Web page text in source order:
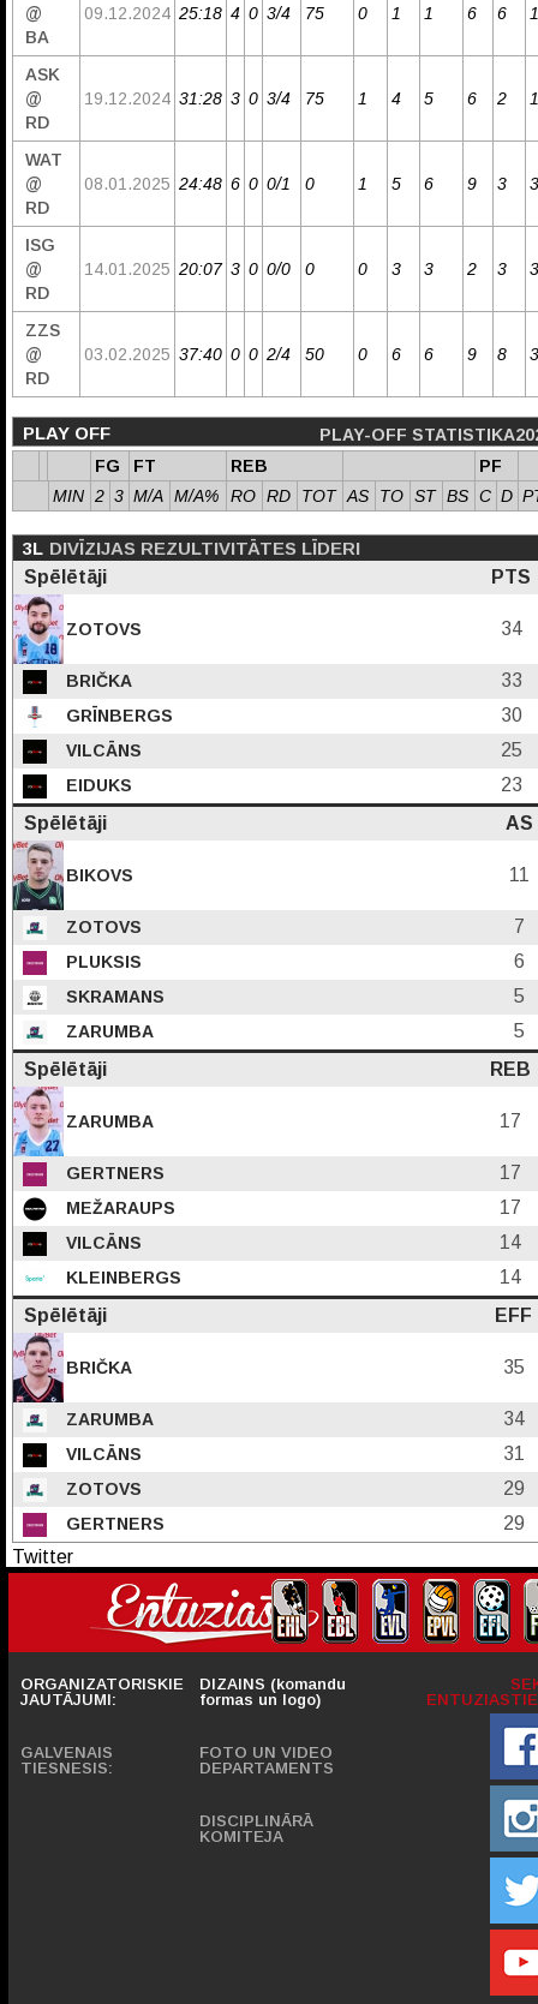
@
BA
09.12.2024 25:18 4 0 3/4 75 0 1 1 6 6 1
ASK
@
RD
19.12.2024 31:28 3 0 3/4 75 1 4 5 6 2 1
WAT
@
RD
08.01.2025 24:48 6 0 0/1 0 1 5 6 9 3 3
ISG
@
RD
14.01.2025 20:07 3 0 0/0 0 0 3 3 2 3 3
ZZS
@
RD
03.02.2025 37:40 0 0 2/4 50 0 6 6 9 8 3
PLAY OFF
PLAY-OFF
FG
FT REB
PF
MIN 2 3 M/A M/A% RO RD TOT AS TO ST BS C D
3L DIVĪZIJAS REZULTIVITĀTES LĪDERI
Spēlētāji
PTS
ZOTOVS 34
BRIČKA 33
GRĪNBERGS 30
VILCĀNS 25
EIDUKS
23
Spēlētāji
AS
BIKOVS 11
ZOTOVS 7
PLUKSIS 6
SKRAMANS 5
ZARUMBA
5
Spēlētāji
REB
ZARUMBA 17
GERTNERS 17
MEŽARAUPS 17
VILCĀNS 14
KLEINBERGS
14
Spēlētāji
EFF
BRIČKA 35
ZARUMBA 34
VILCĀNS 31
ZOTOVS 29
GERTNERS
29
Twitter
ORGANIZATORISKIE
JAUTĀJUMI:
GALVENAIS
TIESNESIS:
DIZAINS (komandu
formas un logo)
FOTO UN VIDEO
DEPARTAMENTS
DISCIPLINĀRĀ
KOMITEJA